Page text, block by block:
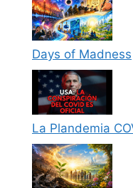
Days of Madness
La Plandemia